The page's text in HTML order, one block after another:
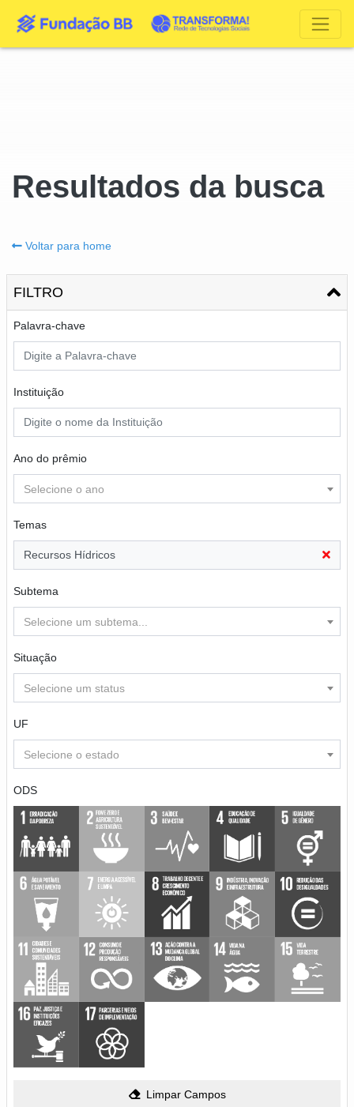
Resultados da busca
Voltar para home
FILTRO
Palavra-chave
Instituição
Ano do prêmio
Selecione o ano
Temas
Recursos Hídricos
Subtema
Selecione um subtema...
Situação
Selecione um status
UF
Selecione o estado
ODS
Limpar Campos